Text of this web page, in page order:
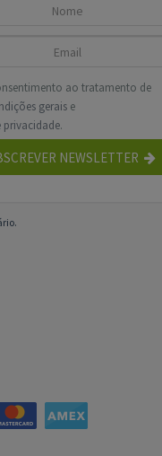
ao tratamento de
geraise
.
NEWSLETTER